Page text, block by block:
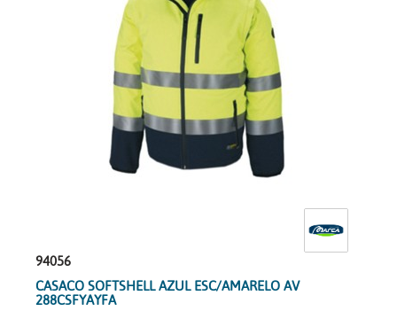
94056
CASACO SOFTSHELL AZUL ESC/AMARELO AV
288CSFYAYFA